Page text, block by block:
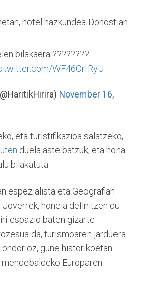
hotel hazkundea Donostian.
bilakaera ????????
WF46OrIRyU
November 16,
eta turistifikazioa salatzeko,
duela aste batzuk, eta hona
bilakatuta.
espezialista eta Geografian
honela definitzen du
espazio baten gizarte-
da, turismoaren jarduera
gune historikoetan
Europaren